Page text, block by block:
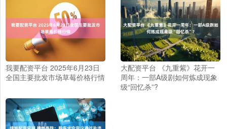
我要配资平台 2025年6月23日
全国主要批发市场草莓价格行情
大配资平台 《九重紫》花开一
周年：一部A级剧如何炼成现象
级“回忆杀”?